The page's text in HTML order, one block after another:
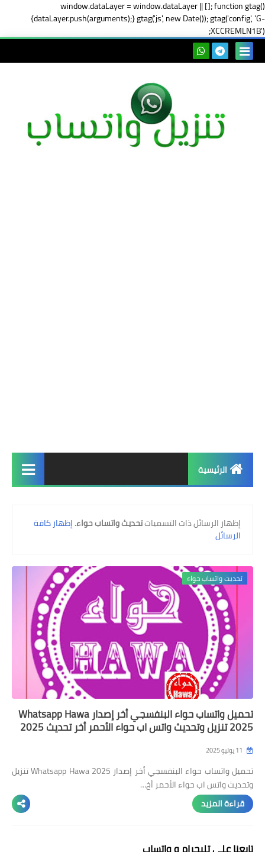
window.dataLayer = window.dataLayer || []; function gtag()
{dataLayer.push(arguments);} gtag('js', new Date()); gtag('config', 'G-
XCCREMLN1B');
الرئيسية
واتساب فؤاد
بلس الأزرق
واتس اب عمر
واتس بلاس
واتس عاصم
واتس نور
واتس هزام
واتس يوسف
واتس الكاسر
‏إظهار الرسائل ذات التسمياتتحديث واتساب حواء.إظهار كافة
الرسائل
تحديث واتساب حواء
تحميل واتساب حواء البنفسجي أخر إصدار Whatsapp Hawa
2025 تنزيل وتحديث واتس اب حواء الأحمر أخر تحديث 2025
تحميل واتساب حواء البنفسجي أخر إصدار Whatsapp Hawa 2025 تنزيل
وتحديث واتس اب حواء الأحمر أخ…
قراءة المزيد